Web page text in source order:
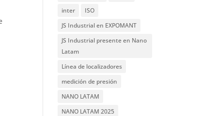
inter
ISO
JS Industrial en EXPOMANT
JS Industrial presente en Nano
Latam
Línea de localizadores
medición de presión
NANO LATAM
NANO LATAM 2025